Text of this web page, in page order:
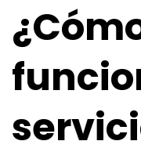
Precios
Contacto
Blog